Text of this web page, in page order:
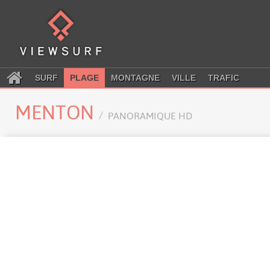
SURF PLAGE MONTAGNE VILLE TRAFIC
MENTON PANORAMIQUE HD